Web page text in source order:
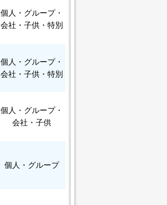
個人
・グループ・
会社・子供・特別
個人
・グループ・
会社・子供・特別
個人
・グループ・
会社・子供
個人 ・グループ